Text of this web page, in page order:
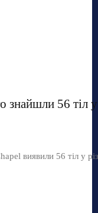
56 тіл у
виявили 56 тіл у